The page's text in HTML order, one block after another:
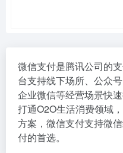
微信支付是腾讯公司的
台支持线下场所、公众
企业微信等经营场景快
打通O2O生活消费领域
方案，微信支付支持微
付的首选。